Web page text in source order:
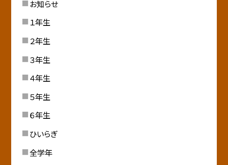
お知らせ
１年生
２年生
３年生
４年生
５年生
６年生
ひいらぎ
全学年